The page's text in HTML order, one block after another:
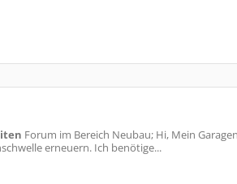
Forum im Bereich Neubau; Hi, Mein
erneuern. Ich benötige...